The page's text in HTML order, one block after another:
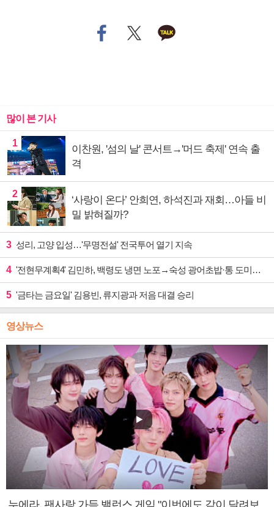
많이 본 기사
1
이찬원, '섬의 날' 콘서트→'머드 축제' 연속 출
격
2
‘사랑이 온다’ 안희연, 하석진과 재회…아들 비
밀 밝혀질까?
3 성리, 고양 입성…'무명전설' 전국투어 열기 지속
4 '전현무계획4' 김민하, 백령도 냉면 노포→숙성 광어초밥·통 도미찜 맛집 탐방
5 '금타는 금요일' 김용빈, 류지광과 저음 대결 승리
영상뉴스